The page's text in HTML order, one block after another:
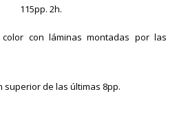
115pp. 2h.
con láminas montadas por las
de las últimas 8pp.